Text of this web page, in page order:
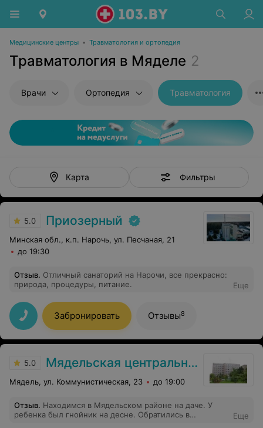
Медицинские центры • Травматология и ортопедия
Травматология в Мяделе 2
Врачи Ортопедия Травматология
Карта Фильтры
5.0 Приозерный
Минская обл., к.п. Нарочь, ул. Песчаная, 21
до 19:30
Отзыв. Отличный санаторий на Нарочи, все прекрасно:
природа, процедуры, питание.
Еще
Забронировать Отзывы8
5.0 Мядельская центральная районная больница
Мядель, ул. Коммунистическая, 23 до 19:00
Отзыв. Находимся в Мядельском районе на даче. У
ребенка был гнойник на десне. Обратились в
Еще